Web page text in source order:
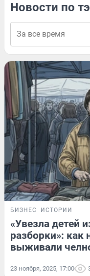
Новости по
БИЗНЕС ИСТОРИИ
«Увезла детей
разборки»: как
выживали
23 ноября, 2025, 17:00